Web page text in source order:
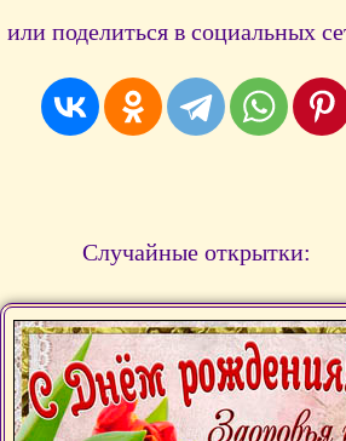
или поделиться в социальных
Случайные открытки: